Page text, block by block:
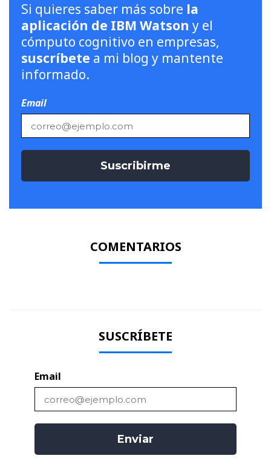
Si quieres saber más sobre la
aplicación de IBM Watson y el
cómputo cognitivo en empresas,
suscríbete a mi blog y mantente
informado.
Email
COMENTARIOS
SUSCRÍBETE
Email